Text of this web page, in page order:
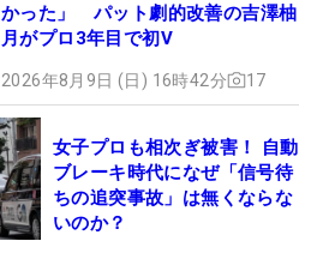
かった」 パット劇的改善の吉澤柚
月がプロ3年目で初V
2026年8月9日 (日) 16時42分 17
女子プロも相次ぎ被害！ 自動
ブレーキ時代になぜ「信号待
ちの追突事故」は無くならな
いのか？